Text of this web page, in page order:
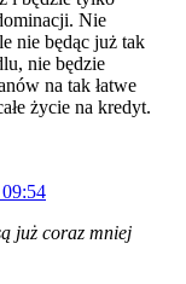
Nie
nie będąc już tak
nie będzie
na tak łatwe
życie na kredyt.
już coraz mniej